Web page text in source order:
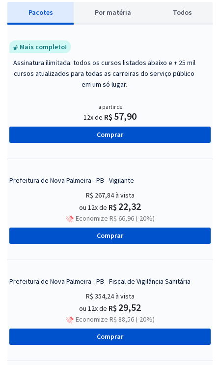
Pacotes Por matéria Todos
Mais completo!
Assinatura ilimitada: todos os cursos listados abaixo e + 25 mil
cursos atualizados para todas as carreiras do serviço público
em um só lugar.
a partir de
12x de R$ 57,90
Comprar
Prefeitura de Nova Palmeira - PB - Vigilante
R$ 267,84à vista
ou 12x de R$ 22,32
Economize R$ 66,96 (-20%)
Comprar
Prefeitura de Nova Palmeira - PB - Fiscal de Vigilância Sanitária
R$ 354,24à vista
ou 12x de R$ 29,52
Economize R$ 88,56 (-20%)
Comprar